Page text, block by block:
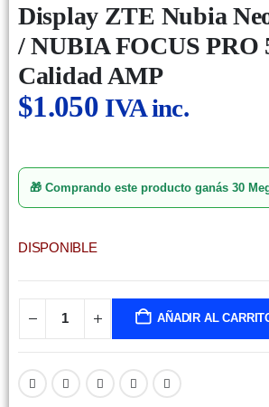
Display ZTE Nubia
/ NUBIA FOCUS PRO
Calidad AMP
$1.050 IVA inc.
🎁 Comprando este producto ganás 30
DISPONIBLE
AÑADIR AL